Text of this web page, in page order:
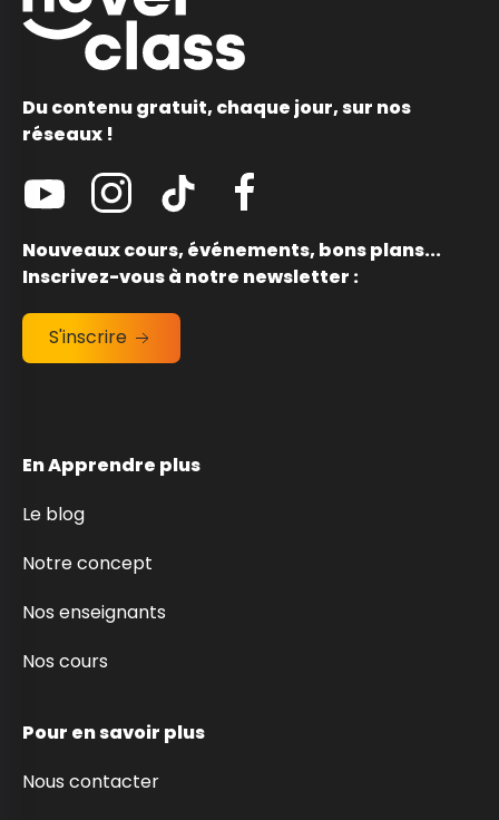
Du contenu gratuit, chaque jour, sur nos
réseaux !
Nouveaux cours, événements, bons plans...
Inscrivez-vous à notre newsletter :
S'inscrire
En Apprendre plus
Le blog
Notre concept
Nos enseignants
Nos cours
Pour en savoir plus
Nous contacter